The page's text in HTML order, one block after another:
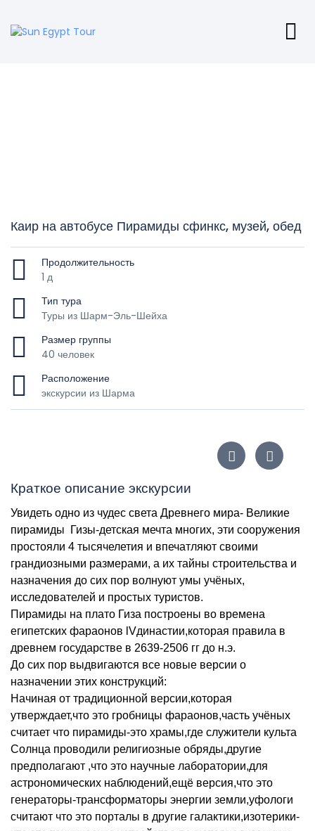
Каир на автобусе Пирамиды сфинкс, музей, обед
Продолжительность
1 д
Тип тура
Туры из Шарм-Эль-Шейха
Размер группы
40 человек
Расположение
экскурсии из Шарма
Краткое описание экскурсии
Увидеть одно из чудес света Древнего мира- Великие
пирамиды Гизы-детская мечта многих, эти сооружения
простояли 4 тысячелетия и впечатляют своими
грандиозными размерами, а их тайны строительства и
назначения до сих пор волнуют умы учёных,
исследователей и простых туристов.
Пирамиды на плато Гиза построены во времена
египетских фараонов lVдинастии,которая правила в
древнем государстве в 2639-2506 гг до н.э.
До сих пор выдвигаются все новые версии о
назначении этих конструкций:
Начиная от традиционной версии,которая
утверждает,что это гробницы фараонов,часть учёных
считает что пирамиды-это храмы,где служители культа
Солнца проводили религиозные обряды,другие
предполагают ,что это научные лаборатории,для
астрономических наблюдений,ещё версия,что это
генераторы-трансформаторы энергии земли,уфологи
считают что это порталы в другие галактики,изотерики-